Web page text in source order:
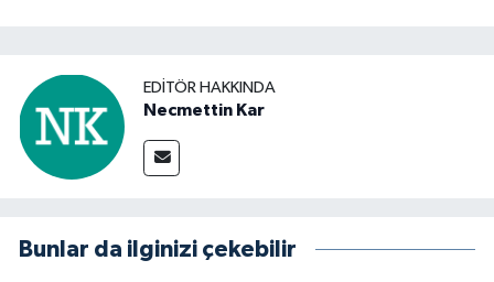
EDITÖR HAKKINDA
Necmettin Kar
Bunlar da ilginizi çekebilir